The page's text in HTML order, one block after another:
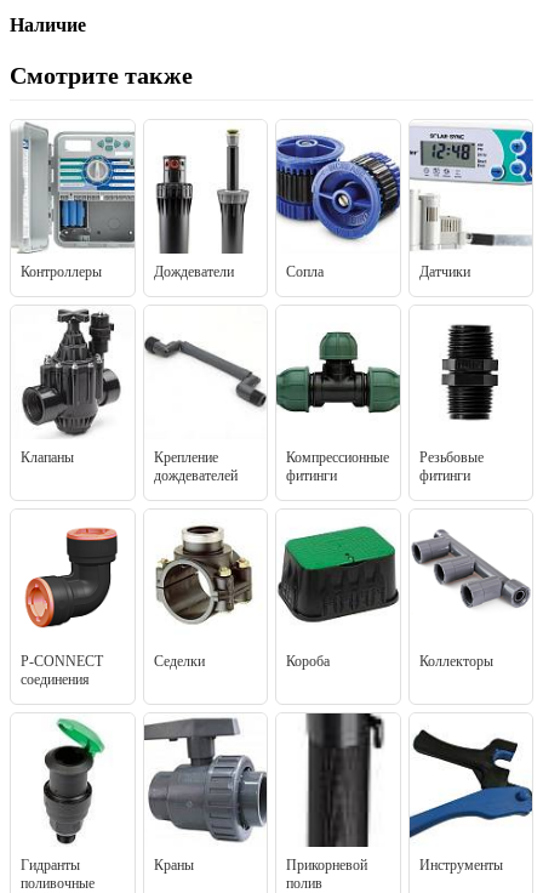
Наличие
Смотрите также
Контроллеры Дождеватели Сопла Датчики
Клапаны
Крепление
дождевателей
Компрессионные
фитинги
Резьбовые
фитинги
P-CONNECT
соединения
Седелки Короба Коллекторы
Гидранты
поливочные
Краны
Прикорневой
полив
Инструменты